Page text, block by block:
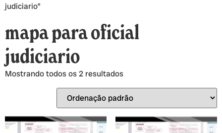
judiciario”
mapa para oficial
judiciario
Mostrando todos os 2 resultados